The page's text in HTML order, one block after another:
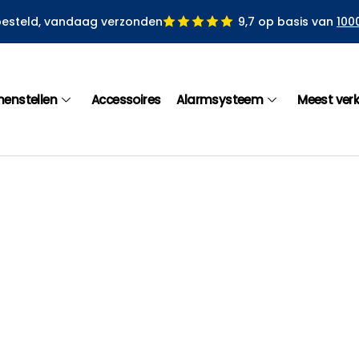
vandaag verzonden 9,7 op basis van
Accessoires Alarmsysteem Meest